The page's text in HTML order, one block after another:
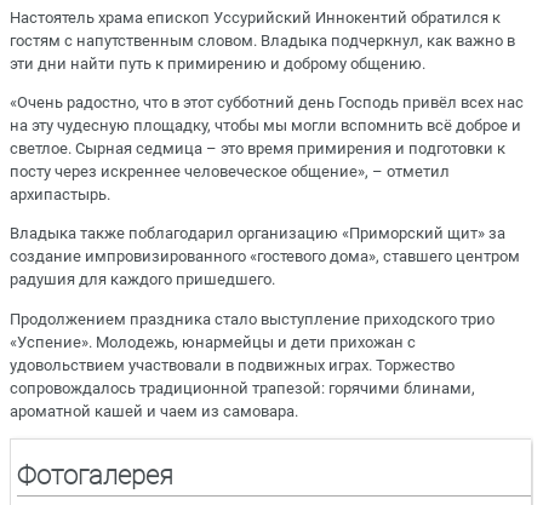
Настоятель храма епископ Уссурийский Иннокентий обратился к
гостям с напутственным словом. Владыка подчеркнул, как важно в
эти дни найти путь к примирению и доброму общению.
«Очень радостно, что в этот субботний день Господь привёл всех нас
на эту чудесную площадку, чтобы мы могли вспомнить всё доброе и
светлое. Сырная седмица – это время примирения и подготовки к
посту через искреннее человеческое общение», – отметил
архипастырь.
Владыка также поблагодарил организацию «Приморский щит» за
создание импровизированного «гостевого дома», ставшего центром
радушия для каждого пришедшего.
Продолжением праздника стало выступление приходского трио
«Успение». Молодежь, юнармейцы и дети прихожан с
удовольствием участвовали в подвижных играх. Торжество
сопровождалось традиционной трапезой: горячими блинами,
ароматной кашей и чаем из самовара.
Фотогалерея